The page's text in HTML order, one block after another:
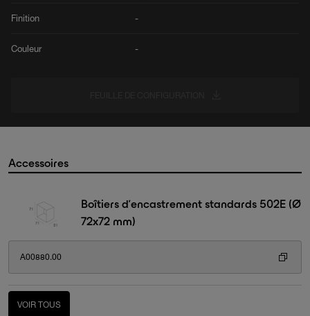
Finition -
Couleur -
Accessoires
Boîtiers d’encastrement standards 502E (Ø
72x72 mm)
A00880.00
VOIR TOUS